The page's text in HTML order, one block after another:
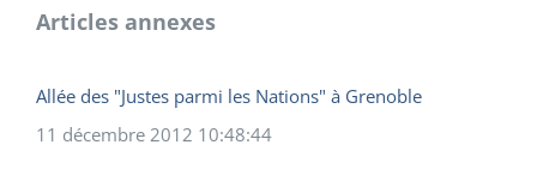
Articles annexes
Allée des "Justes parmi les Nations" à Grenoble
11 décembre 2012 10:48:44